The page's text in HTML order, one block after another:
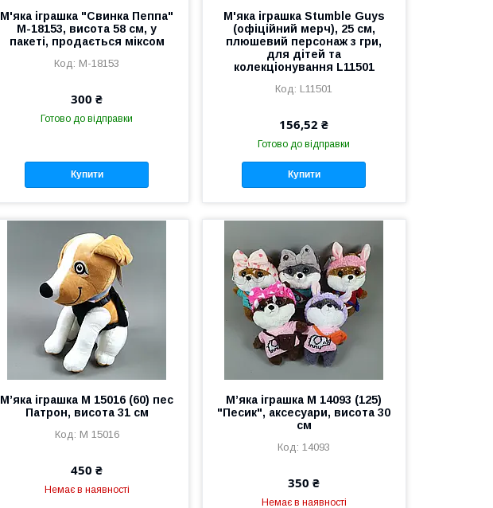
М'яка іграшка "Свинка Пеппа"
M-18153, висота 58 см, у
пакеті, продається міксом
M-18153
300 ₴
Готово до відправки
Купити
М'яка іграшка Stumble Guys
(офіційний мерч), 25 см,
плюшевий персонаж з гри,
для дітей та
колекціонування L11501
L11501
156,52 ₴
Готово до відправки
Купити
М’яка іграшка M 15016 (60) пес
Патрон, висота 31 см
M 15016
450 ₴
Немає в наявності
М’яка іграшка M 14093 (125)
"Песик", аксесуари, висота 30
см
14093
350 ₴
Немає в наявності